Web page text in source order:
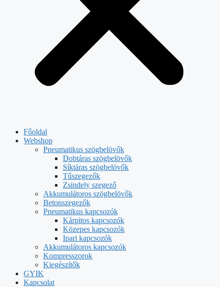
Főoldal
Webshop
Pneumatikus szögbelövők
Dobtáras szögbelövők
Síktáras szögbelövők
Tűszegezők
Zsindely szegező
Akkumulátoros szögbelövők
Betonszegezők
Pneumatikus kapcsozók
Kárpitos kapcsozók
Közepes kapcsozók
Ipari kapcsozók
Akkumulátoros kapcsozók
Kompresszorok
Kiegészítők
GYIK
Kapcsolat